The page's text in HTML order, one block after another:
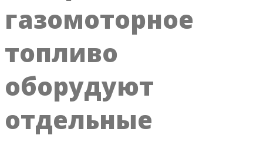
газомоторное
топливо
оборудуют
отдельные